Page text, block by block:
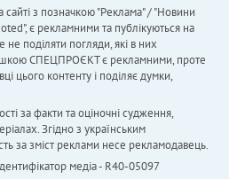
сайті з позначкою "Реклама" / "Новини
є рекламними та публікуються на
поділяти погляди, які в них
СПЕЦПРОЄКТ є рекламними, проте
цього контенту і поділяє думки,
за факти та оціночні судження,
Згідно з українським
за зміст реклами несе рекламодавець.
медіа - R40-05097